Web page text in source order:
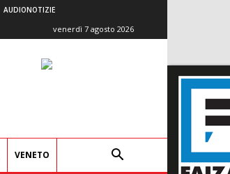
AUDIONOTIZIE
venerdì 7 agosto 2026
VENETO